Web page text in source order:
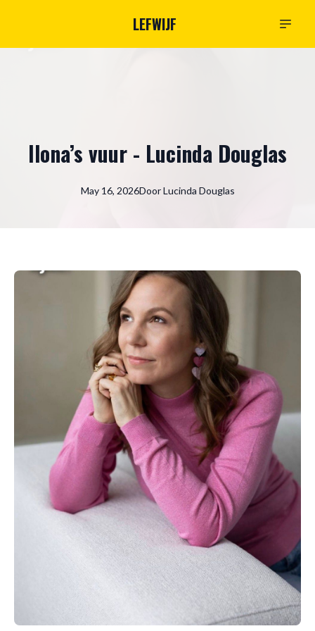
LEFWIJF
Ilona’s vuur - Lucinda Douglas
May 16, 2026Door Lucinda Douglas